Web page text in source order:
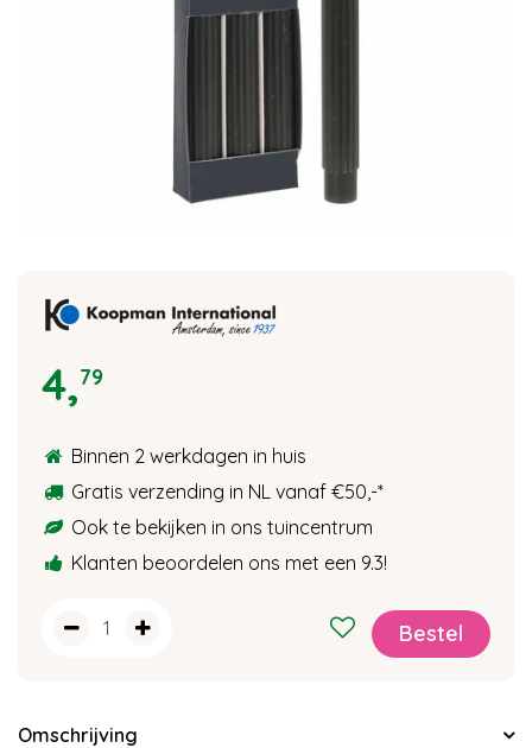
4,79
Binnen 2 werkdagen in huis
Gratis verzending in NL vanaf €50,-*
Ook te bekijken in ons tuincentrum
Klanten beoordelen ons met een 9.3!
Omschrijving